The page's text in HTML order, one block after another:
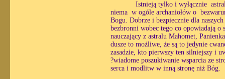
Istnieją tylko i wyłącznie
niema w ogóle archaniołów o
Bogu. Dobrze i bezpiecznie dla
bezbronni wobec tego co opowiadają o
nauczający z astralu Mahomet,
dusze to możliwe, że są to jedynie
zasadzie, kto pierwszy ten silniejszy i
?wiadome poszukiwanie wsparcia ze
serca i modlitw w inną stronę niż Bóg.